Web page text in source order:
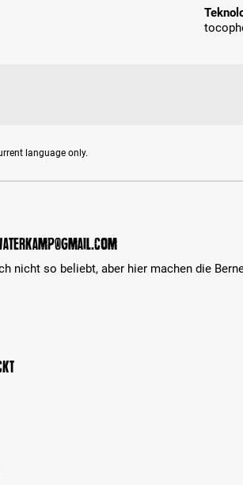
language only.
nicht so beliebt, aber hier machen die